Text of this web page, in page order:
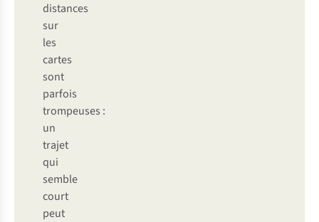
distances
sur
les
cartes
sont
parfois
trompeuses :
un
trajet
qui
semble
court
peut